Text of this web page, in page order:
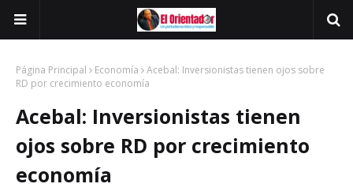
Página Principal Economía
Acebal: Inversionistas tienen ojos sobre
RD por crecimiento economía
Acebal: Inversionistas tienen
ojos sobre RD por crecimiento
economía